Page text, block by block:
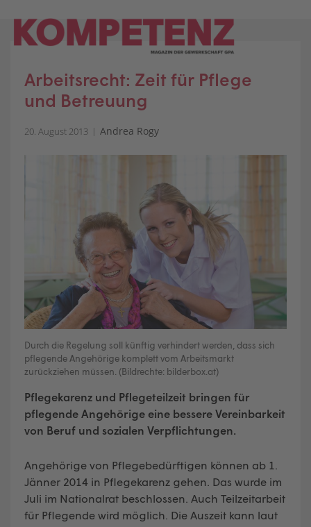
content
Arbeitsrecht: Zeit für Pflege
und Betreuung
20. August 2013 Andrea Rogy
Durch die Regelung soll künftig verhindert werden, dass sich
pflegende Angehörige komplett vom Arbeitsmarkt
zurückziehen müssen. (Bildrechte: bilderbox.at)
Pflegekarenz und Pflegeteilzeit bringen für
pflegende Angehörige eine bessere Vereinbarkeit
von Beruf und sozialen Verpflichtungen.
Angehörige von Pflegebedürftigen können ab 1.
Jänner 2014 in Pflegekarenz gehen. Das wurde im
Juli im Nationalrat beschlossen. Auch Teilzeitarbeit
für Pflegende wird möglich. Die Auszeit kann laut